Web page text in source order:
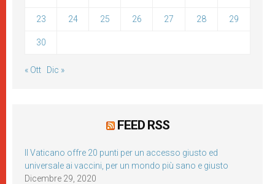
23 24 25 26 27 28 29
30
« Ott Dic »
FEED RSS
Il Vaticano offre 20 punti per un accesso giusto ed
universale ai vaccini, per un mondo più sano e giusto
Dicembre 29, 2020